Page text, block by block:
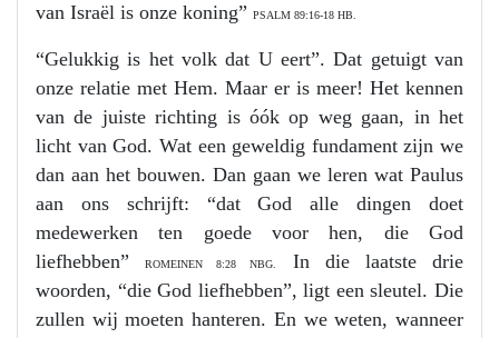
van Israël is onze koning” PSALM 89:16-18 HB.
“Gelukkig is het volk dat U eert”. Dat getuigt van
onze relatie met Hem. Maar er is meer! Het kennen
van de juiste richting is óók op weg gaan, in het
licht van God. Wat een geweldig fundament zijn we
dan aan het bouwen. Dan gaan we leren wat Paulus
aan ons schrijft: “dat God alle dingen doet
medewerken ten goede voor hen, die God
liefhebben”ROMEINEN 8:28 NBG.
In die laatste drie
woorden, “die God liefhebben”, ligt een sleutel. Die
zullen wij moeten hanteren. En we weten, wanneer